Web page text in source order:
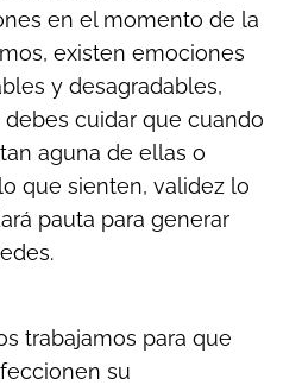
en el momento de la
existen emociones
y desagradables,
cuidar que cuando
aguna de ellas o
que sienten, validez lo
pauta para generar
trabajamos para que
su